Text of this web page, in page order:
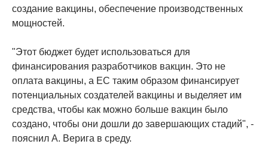
создание вакцины, обеспечение производственных
мощностей.
"Этот бюджет будет использоваться для
финансирования разработчиков вакцин. Это не
оплата вакцины, а ЕС таким образом финансирует
потенциальных создателей вакцины и выделяет им
средства, чтобы как можно больше вакцин было
создано, чтобы они дошли до завершающих стадий", -
пояснил А. Верига в среду.